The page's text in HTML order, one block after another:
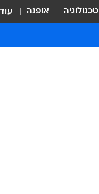
טכנולוגיה אופנה עוד